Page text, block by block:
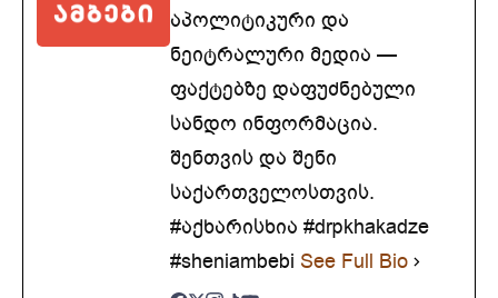
აპოლიტიკური და
ნეიტრალური მედია —
ფაქტებზე დაფუძნებული
სანდო ინფორმაცია.
შენთვის და შენი
საქართველოსთვის.
#აქხარისხია #drpkhakadze
#sheniambebi See Full Bio